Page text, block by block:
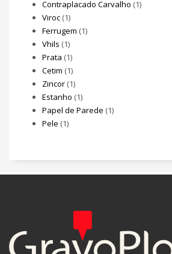
Contraplacado Carvalho (1)
Viroc (1)
Ferrugem (1)
Vhils (1)
Prata (1)
Cetim (1)
Zincor (1)
Estanho (1)
Papel de Parede (1)
Pele (1)